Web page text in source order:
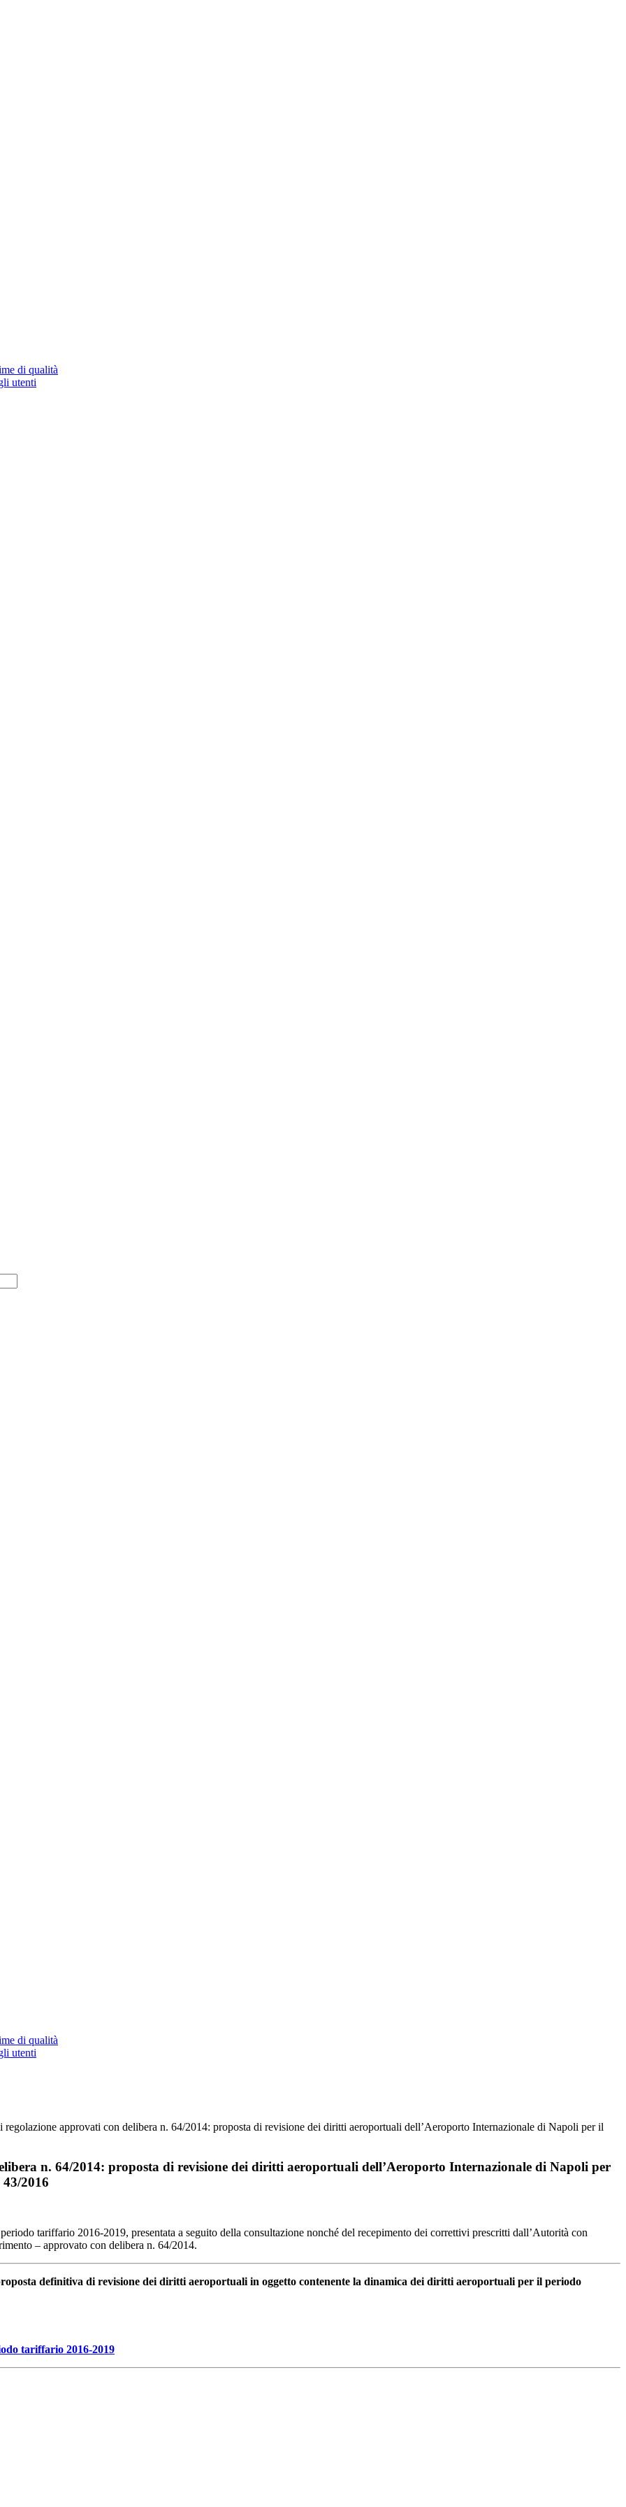
di qualità
utenti
di qualità
utenti
approvati con delibera n. 64/2014: proposta di revisione dei diritti aeroportuali dell’Aeroporto Internazionale di Napoli per il
n. 64/2014: proposta di revisione dei diritti aeroportuali dell’Aeroporto Internazionale di Napoli per
2016
tariffario 2016-2019, presentata a seguito della consultazione nonché del recepimento dei correttivi prescritti dall’Autorità con
– approvato con delibera n. 64/2014.
definitiva di revisione dei diritti aeroportuali in oggetto contenente la dinamica dei diritti aeroportuali per il periodo
tariffario 2016-2019